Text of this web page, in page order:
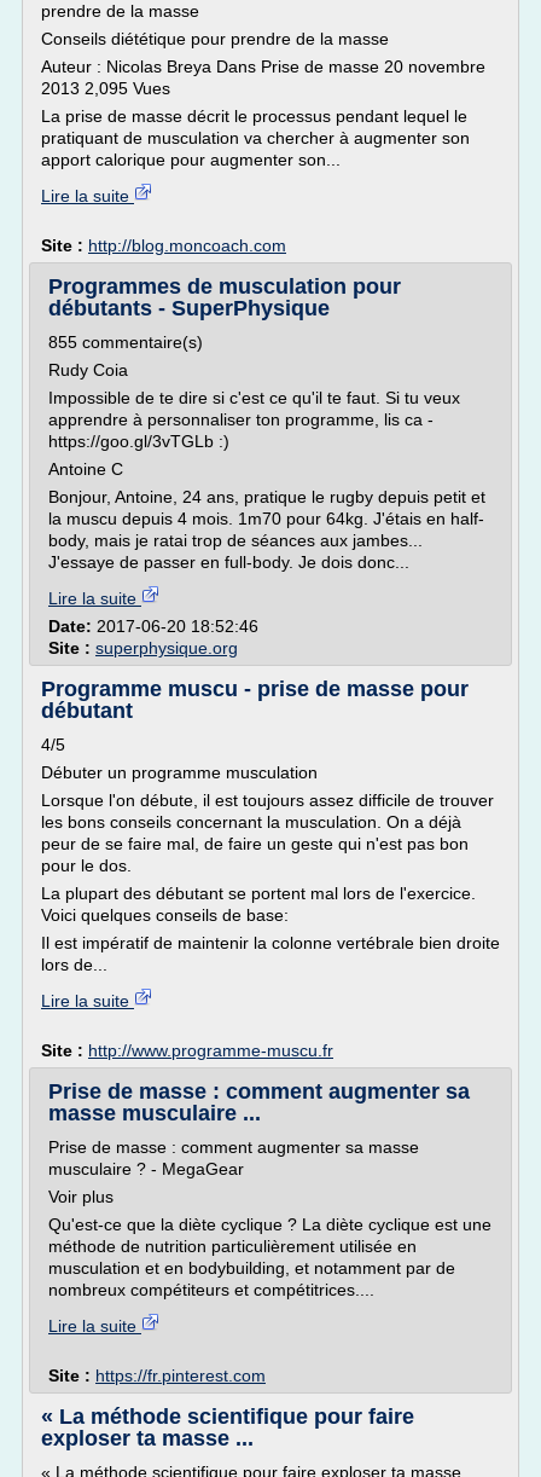
prendre de la masse
Conseils diététique pour prendre de la masse
Auteur : Nicolas Breya Dans Prise de masse 20 novembre
2013 2,095 Vues
La prise de masse décrit le processus pendant lequel le
pratiquant de musculation va chercher à augmenter son
apport calorique pour augmenter son...
Lire la suite
Site : http://blog.moncoach.com
Programmes de musculation pour
débutants - SuperPhysique
855 commentaire(s)
Rudy Coia
Impossible de te dire si c'est ce qu'il te faut. Si tu veux
apprendre à personnaliser ton programme, lis ca -
https://goo.gl/3vTGLb :)
Antoine C
Bonjour, Antoine, 24 ans, pratique le rugby depuis petit et
la muscu depuis 4 mois. 1m70 pour 64kg. J'étais en half-
body, mais je ratai trop de séances aux jambes...
J'essaye de passer en full-body. Je dois donc...
Lire la suite
Date: 2017-06-20 18:52:46
Site : superphysique.org
Programme muscu - prise de masse pour
débutant
4/5
Débuter un programme musculation
Lorsque l'on débute, il est toujours assez difficile de trouver
les bons conseils concernant la musculation. On a déjà
peur de se faire mal, de faire un geste qui n'est pas bon
pour le dos.
La plupart des débutant se portent mal lors de l'exercice.
Voici quelques conseils de base:
Il est impératif de maintenir la colonne vertébrale bien droite
lors de...
Lire la suite
Site : http://www.programme-muscu.fr
Prise de masse : comment augmenter sa
masse musculaire ...
Prise de masse : comment augmenter sa masse
musculaire ? - MegaGear
Voir plus
Qu'est-ce que la diète cyclique ? La diète cyclique est une
méthode de nutrition particulièrement utilisée en
musculation et en bodybuilding, et notamment par de
nombreux compétiteurs et compétitrices....
Lire la suite
Site : https://fr.pinterest.com
« La méthode scientifique pour faire
exploser ta masse ...
« La méthode scientifique pour faire exploser ta masse